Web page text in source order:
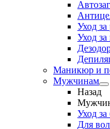
Уход
Уход
Маникюр и
Мужчинам
Назад
Уход
Для